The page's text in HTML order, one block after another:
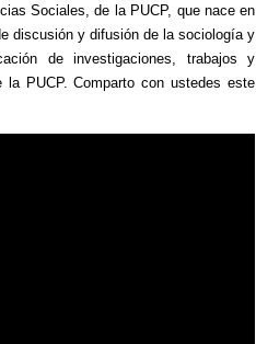
Sociales, de la PUCP, que nace en
discusión y difusión de la sociología y
de investigaciones, trabajos y
PUCP. Comparto con ustedes este